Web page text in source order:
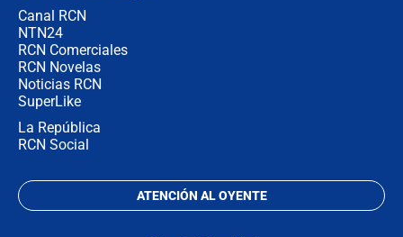
Canal RCN
NTN24
RCN Comerciales
RCN Novelas
Noticias RCN
SuperLike
La República
RCN Social
ATENCIÓN AL OYENTE